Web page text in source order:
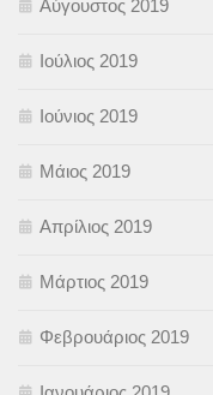
Αύγουστος 2019
Ιούλιος 2019
Ιούνιος 2019
Μάιος 2019
Απρίλιος 2019
Μάρτιος 2019
Φεβρουάριος 2019